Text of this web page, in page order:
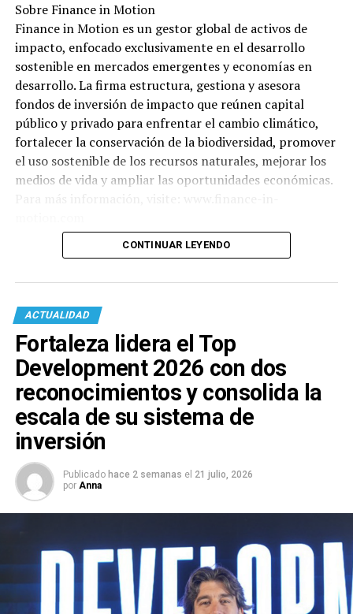
Sobre Finance in Motion
Finance in Motion es un gestor global de activos de
impacto, enfocado exclusivamente en el desarrollo
sostenible en mercados emergentes y economías en
desarrollo. La firma estructura, gestiona y asesora
fondos de inversión de impacto que reúnen capital
público y privado para enfrentar el cambio climático,
fortalecer la conservación de la biodiversidad, promover
el uso sostenible de los recursos naturales, mejorar los
medios de vida y ampliar las oportunidades económicas.
CONTINUAR LEYENDO
ACTUALIDAD
Fortaleza lidera el Top
Development 2026 con dos
reconocimientos y consolida la
escala de su sistema de
inversión
Publicado hace 2 semanas el 21 julio, 2026
por Anna